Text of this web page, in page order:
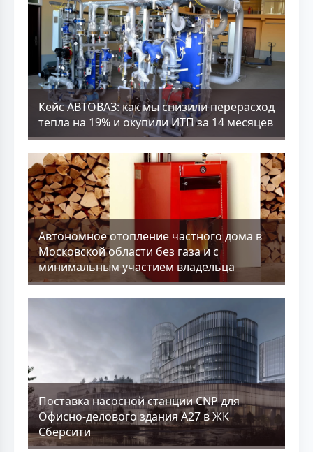
Кейс АВТОВАЗ: как мы снизили перерасход
тепла на 19% и окупили ИТП за 14 месяцев
Aвтономное отопление частного дома в
Московской области без газа и с
минимальным участием владельца
Поставка насосной станции CNP для
Офисно-делового здания А27 в ЖК
Сберсити